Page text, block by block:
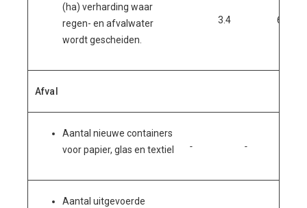
(ha) verharding waar
regen- en afvalwater
wordt gescheiden.
3.4 6
Afval
Aantal nieuwe containers
voor papier, glas en textiel
- -
Aantal uitgevoerde